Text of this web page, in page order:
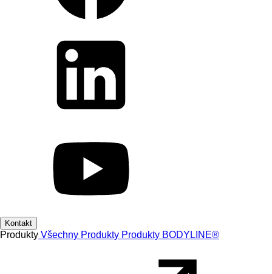
Kontakt
Produkty Všechny Produkty Produkty BODYLINE®